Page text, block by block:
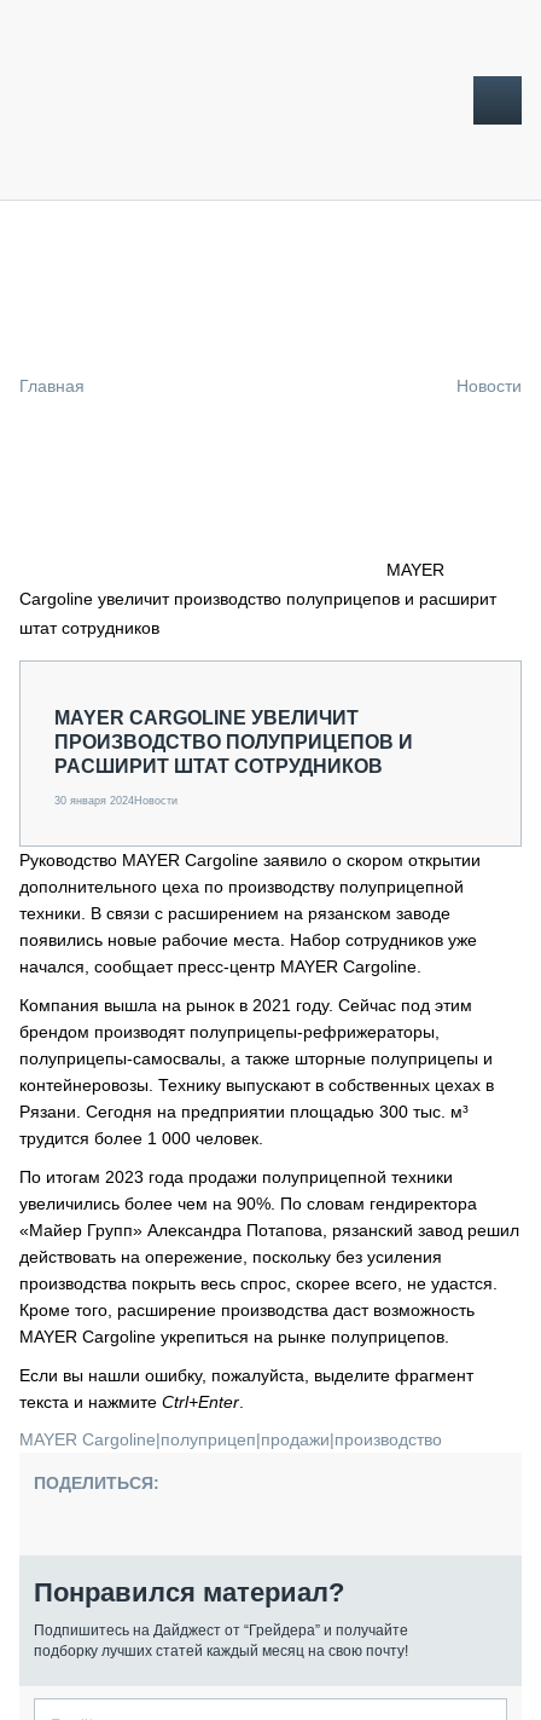
СПЕЦПРОЕКТЫ
МЕРОПРИЯТИЯ
СТАТЬИ ПО КАТЕГОРИЯМ ТЕХНИКИ
Главная Новости
MAYER
Cargoline увеличит производство полуприцепов и расширит
штат сотрудников
MAYER CARGOLINE УВЕЛИЧИТ
ПРОИЗВОДСТВО ПОЛУПРИЦЕПОВ И
РАСШИРИТ ШТАТ СОТРУДНИКОВ
30 января 2024Новости
Руководство MAYER Cargoline заявило о скором открытии
дополнительного цеха по производству полуприцепной
техники. В связи с расширением на рязанском заводе
появились новые рабочие места. Набор сотрудников уже
начался, сообщает пресс-центр MAYER Cargoline.
Компания вышла на рынок в 2021 году. Сейчас под этим
брендом производят полуприцепы-рефрижераторы,
полуприцепы-самосвалы, а также шторные полуприцепы и
контейнеровозы. Технику выпускают в собственных цехах в
Рязани. Сегодня на предприятии площадью 300 тыс. м³
трудится более 1 000 человек.
По итогам 2023 года продажи полуприцепной техники
увеличились более чем на 90%. По словам гендиректора
«Майер Групп» Александра Потапова, рязанский завод решил
действовать на опережение, поскольку без усиления
производства покрыть весь спрос, скорее всего, не удастся.
Кроме того, расширение производства даст возможность
MAYER Cargoline укрепиться на рынке полуприцепов.
Если вы нашли ошибку, пожалуйста, выделите фрагмент
текста и нажмите Ctrl+Enter
MAYER Cargoline|полуприцеп|продажи|производство
ПОДЕЛИТЬСЯ:
Понравился материал?
Подпишитесь на Дайджест от “Грейдера” и получайте
подборку лучших статей каждый месяц на свою почту!